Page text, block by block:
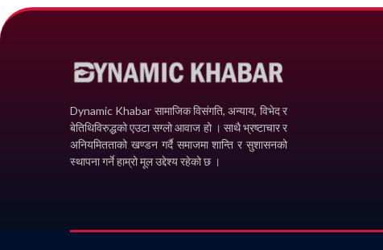
Dynamic Khabar सामाजिक विसंगति, अन्याय, विभेद­ र
बेतिथिविरुद्धको एउटा सग्लो आवाज हो । साथै भ्रष्टाचार र
अनियमितताको खण्डन गर्दै समाजमा शान्ति र सुशासनको
स्थापना गर्ने हाम्रो मूल उद्देश्य रहेको छ ।